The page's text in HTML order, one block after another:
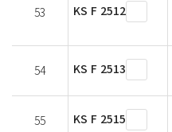
53 KS F 2512
54 KS F 2513
55 KS F 2515